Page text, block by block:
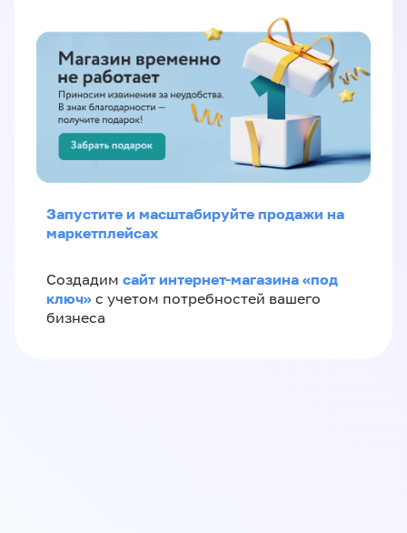
Запустите и масштабируйте продажи на
маркетплейсах
Создадим сайт интернет-магазина «под
ключ» с учетом потребностей вашего
бизнеса